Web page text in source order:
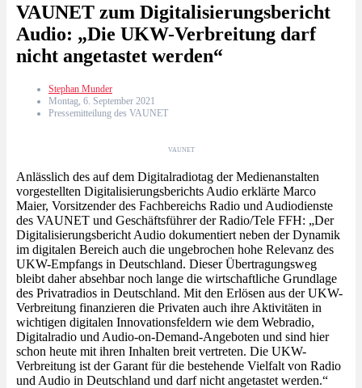
VAUNET zum Digitalisierungsbericht
Audio: „Die UKW-Verbreitung darf
nicht angetastet werden“
Stephan Munder
Montag, 6. September 2021
Pressemitteilung des VAUNET
VAUNET
Anlässlich des auf dem Digitalradiotag der Medienanstalten
vorgestellten Digitalisierungsberichts Audio erklärte Marco
Maier, Vorsitzender des Fachbereichs Radio und Audiodienste
des VAUNET und Geschäftsführer der Radio/Tele FFH: „Der
Digitalisierungsbericht Audio dokumentiert neben der Dynamik
im digitalen Bereich auch die ungebrochen hohe Relevanz des
UKW-Empfangs in Deutschland. Dieser Übertragungsweg
bleibt daher absehbar noch lange die wirtschaftliche Grundlage
des Privatradios in Deutschland. Mit den Erlösen aus der UKW-
Verbreitung finanzieren die Privaten auch ihre Aktivitäten in
wichtigen digitalen Innovationsfeldern wie dem Webradio,
Digitalradio und Audio-on-Demand-Angeboten und sind hier
schon heute mit ihren Inhalten breit vertreten. Die UKW-
Verbreitung ist der Garant für die bestehende Vielfalt von Radio
und Audio in Deutschland und darf nicht angetastet werden.“